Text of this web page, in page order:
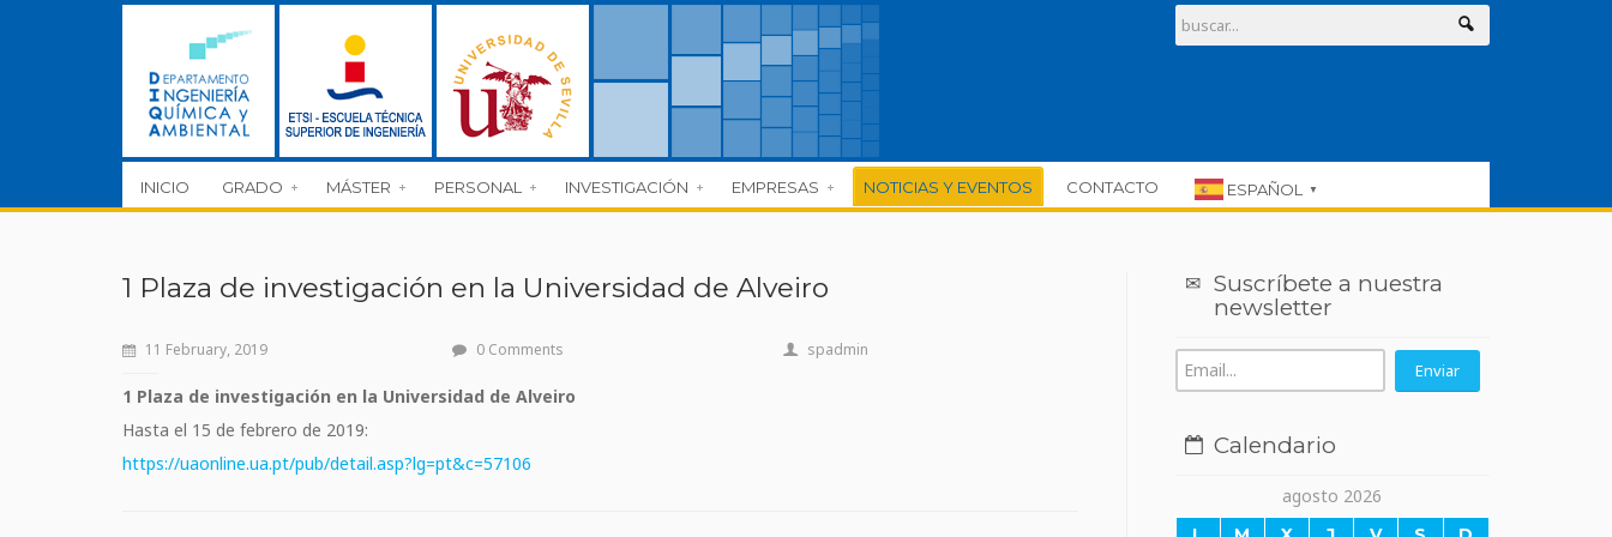
INICIO GRADO MÁSTER PERSONAL INVESTIGACIÓN EMPRESAS NOTICIAS Y EVENTOS CONTACTO ESPAÑOL ▼
1 Plaza de investigación en la Universidad de Alveiro
11 February, 2019 0 Comments spadmin
1 Plaza de investigación en la Universidad de Alveiro
Hasta el 15 de febrero de 2019:
https://uaonline.ua.pt/pub/detail.asp?lg=pt&c=57106
Suscríbete a nuestra
newsletter
Calendario
agosto 2026